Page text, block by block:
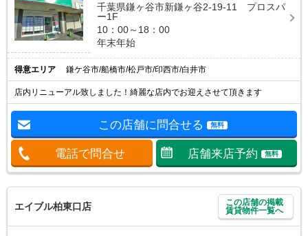
千葉県鎌ヶ谷市新鎌ヶ谷2-19-11 プロスパ
ー1F
10：00～18：00
年末年始
得意エリア 鎌ケ谷市/船橋市/松戸市/印西市/白井市
店内リニューアル致しました！綺麗な店内でお迎えさせて頂きます
この店舗に問合せる 無料
電話で問合せ 店舗来店予約 無料
エイブル柏東口店
この店舗の掲載
賃貸物件一覧へ